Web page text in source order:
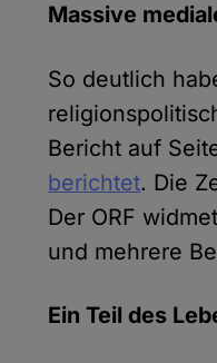
Massive
So deutlich
Bericht auf
berichtet. Die
Der ORF
und mehrere
Ein Teil des